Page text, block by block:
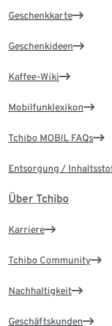
Geschenkkarte
Geschenkideen
Kaffee-Wiki
Mobilfunklexikon
Tchibo MOBIL FAQs
Entsorgung /
Über Tchibo
Karriere
Tchibo Community
Nachhaltigkeit
Geschäftskunden